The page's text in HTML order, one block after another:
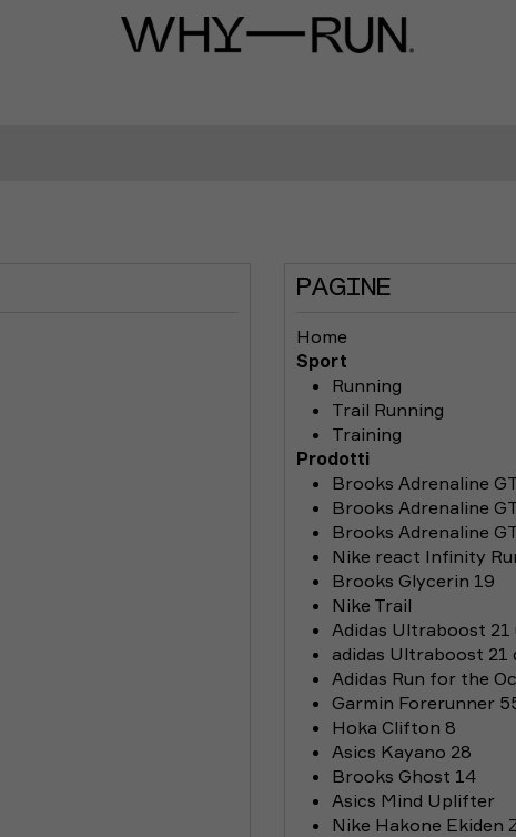
PAGINE
Home
Sport
Running
Trail Running
Training
Prodotti
Brooks Adrenaline
Brooks Adrenaline
Brooks Adrenaline
Nike react Infinity
Brooks Glycerin 19
Nike Trail
Adidas Ultraboost 21
adidas Ultraboost 21
Adidas Run for the
Garmin Forerunner
Hoka Clifton 8
Asics Kayano 28
Brooks Ghost 14
Asics Mind Uplifter
Nike Hakone Ekiden